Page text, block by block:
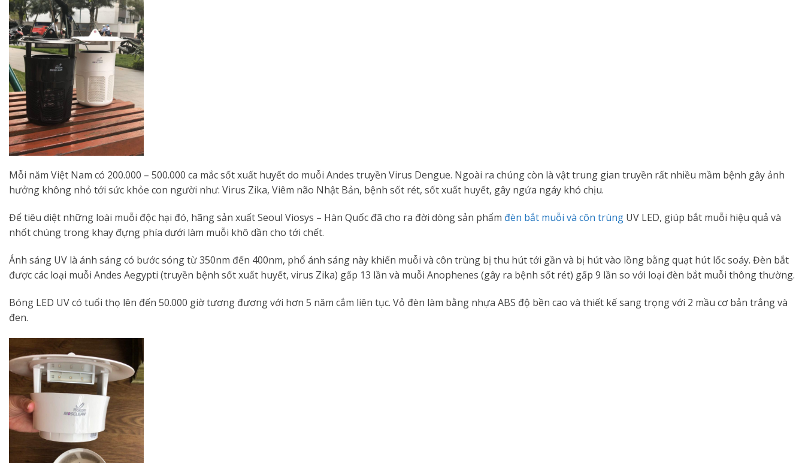
Mỗi năm Việt Nam có 200.000 – 500.000 ca mắc sốt xuất huyết do muỗi Andes truyền Virus Dengue. Ngoài ra chúng còn là vật trung gian truyền rất nhiều mầm bệnh gây ảnh
hưởng không nhỏ tới sức khỏe con người như: Virus Zika, Viêm não Nhật Bản, bệnh sốt rét, sốt xuất huyết, gây ngứa ngáy khó chịu.
Để tiêu diệt những loài muỗi độc hại đó, hãng sản xuất Seoul Viosys – Hàn Quốc đã cho ra đời dòng sản phẩm đèn bắt muỗi và côn trùng UV LED, giúp bắt muỗi hiệu quả và
nhốt chúng trong khay đựng phía dưới làm muỗi khô dần cho tới chết.
Ánh sáng UV là ánh sáng có bước sóng từ 350nm đến 400nm, phổ ánh sáng này khiến muỗi và côn trùng bị thu hút tới gần và bị hút vào lồng bằng quạt hút lốc soáy. Đèn bắt
được các loại muỗi Andes Aegypti (truyền bệnh sốt xuất huyết, virus Zika) gấp 13 lần và muỗi Anophenes (gây ra bệnh sốt rét) gấp 9 lần so với loại đèn bắt muỗi thông thường.
Bóng LED UV có tuổi thọ lên đến 50.000 giờ tương đương với hơn 5 năm cắm liên tục. Vỏ đèn làm bằng nhựa ABS độ bền cao và thiết kế sang trọng với 2 mầu cơ bản trắng và
đen.